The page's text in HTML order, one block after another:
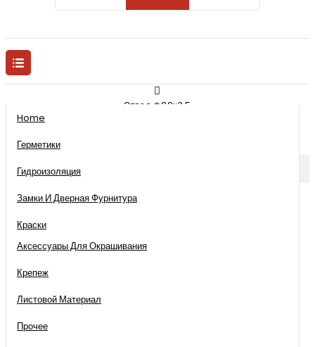
Home
Герметики
Гидроизоляция
Замки И Дверная Фурнитура
Краски
Аксессуары Для Окрашивания
Крепеж
Листовой Материал
Прочее
Отвод ф89х3,5
КАТЕГОРИИ